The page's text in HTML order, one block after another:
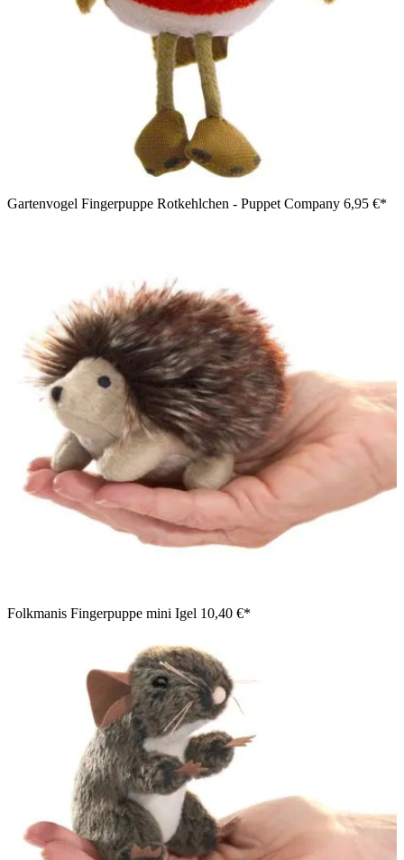
Gartenvogel Fingerpuppe Rotkehlchen - Puppet Company 6,95 €*
Folkmanis Fingerpuppe mini Igel 10,40 €*